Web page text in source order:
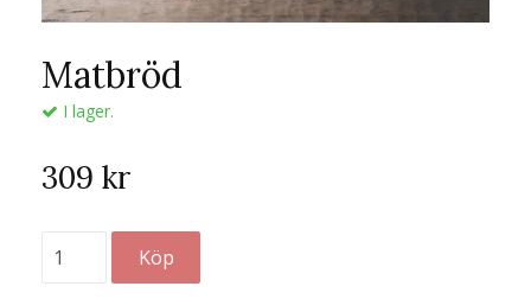
Matbröd
I lager.
309 kr